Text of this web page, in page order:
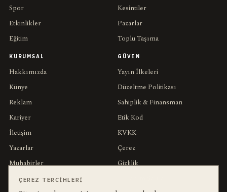
Spor
Etkinlikler
Eğitim
Kesintiler
Pazarlar
Toplu Taşıma
KURUMSAL
Hakkımızda
Künye
Reklam
Kariyer
İletişim
Yazarlar
Muhabirler
Editörler
GÜVEN
Yayın İlkeleri
Düzeltme Politikası
Sahiplik & Finansman
Etik Kod
KVKK
Çerez
Gizlilik
ÇEREZ TERCIHLERI